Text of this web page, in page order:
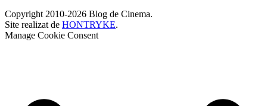
Copyright 2010-2026 Blog de Cinema.
Site realizat de HONTRYKE.
Manage Cookie Consent